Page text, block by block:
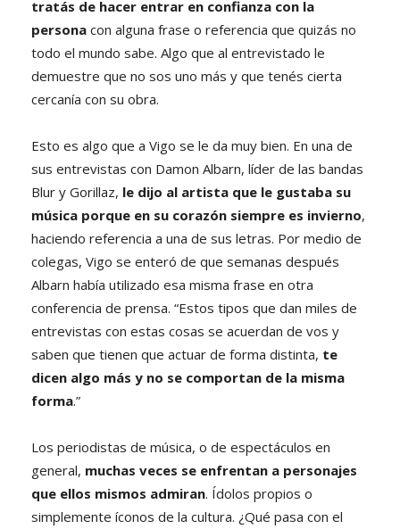
tratás de hacer entrar en confianza con la
persona con alguna frase o referencia que quizás no
todo el mundo sabe. Algo que al entrevistado le
demuestre que no sos uno más y que tenés cierta
cercanía con su obra.
Esto es algo que a Vigo se le da muy bien. En una de
sus entrevistas con Damon Albarn, líder de las bandas
Blur y Gorillaz, le dijo al artista que le gustaba su
música porque en su corazón siempre es invierno,
haciendo referencia a una de sus letras. Por medio de
colegas, Vigo se enteró de que semanas después
Albarn había utilizado esa misma frase en otra
conferencia de prensa. “Estos tipos que dan miles de
entrevistas con estas cosas se acuerdan de vos y
saben que tienen que actuar de forma distinta, te
dicen algo más y no se comportan de la misma
forma.”
Los periodistas de música, o de espectáculos en
general, muchas veces se enfrentan a personajes
que ellos mismos admiran. Ídolos propios o
simplemente íconos de la cultura. ¿Qué pasa con el